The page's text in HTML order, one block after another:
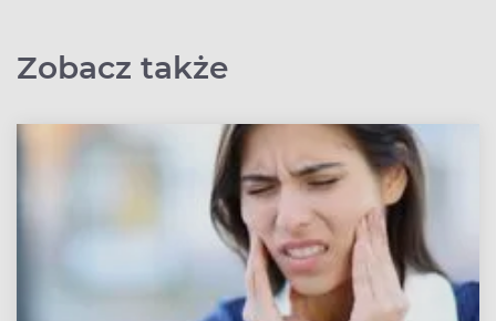
Zobacz także